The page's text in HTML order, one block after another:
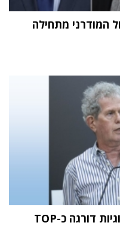
המודרני מתחילה
מחקר STKI השנתי: וואן טכנולוגיות דורגה כ-TOP